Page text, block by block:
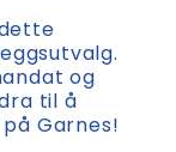
og
til å
Garnes!